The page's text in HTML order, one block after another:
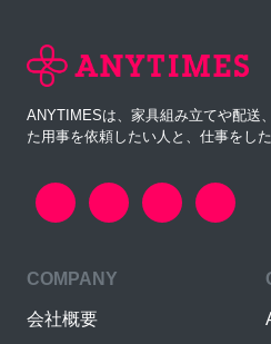
ANYTIMESは、家具組み立てや配送
た用事を依頼したい人と、仕事をし
COMPANY
会社概要